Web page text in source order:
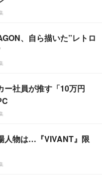
、自ら描いた”レトロ
ー社員が推す「10万円
人物は…『VIVANT』限